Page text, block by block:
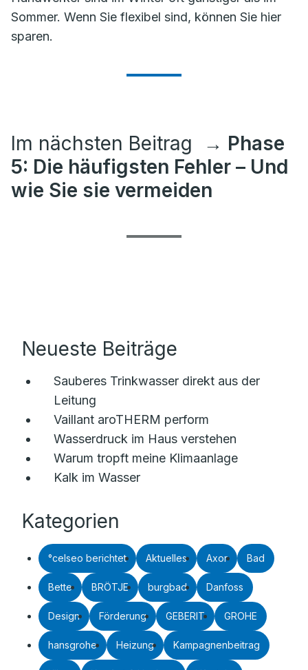
Sommer. Wenn Sie flexibel sind, können Sie hier
sparen.
Im nächsten Beitrag
→ Phase
5: Die häufigsten Fehler – Und
wie Sie sie vermeiden
Neueste Beiträge
Sauberes Trinkwasser direkt aus der
Leitung
Vaillant aroTHERM perform
Wasserdruck im Haus verstehen
Warum tropft meine Klimaanlage
Kalk im Wasser
Kategorien
°celseo berichtet Aktuelles Axor Bad
Bette BRÖTJE burgbad Danfoss
Design Förderung GEBERIT GROHE
hansgrohe Heizung Kampagnenbeitrag